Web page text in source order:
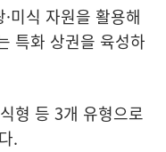
미식 자원을 활용해
특화 상권을 육성하
형 등 3개 유형으로
.